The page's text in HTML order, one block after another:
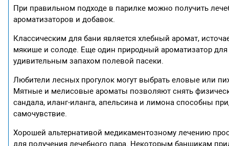
При правильном подходе в парилке можно получить
ароматизаторов и добавок.
Классическим для бани является хлебный аромат,
мякише и солоде. Еще один природный ароматизатор
удивительным запахом полевой пасеки.
Любители лесных прогулок могут выбрать еловые или
Мятные и мелисовые ароматы позволяют снять
сандала, иланг-иланга, апельсина и лимона способны
самочувствие.
Хорошей альтернативой медикаментозному лечению
для получения лечебного пара. Некоторым банщикам